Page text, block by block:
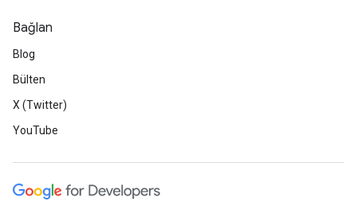
Bağlan
Blog
Bülten
X (Twitter)
YouTube